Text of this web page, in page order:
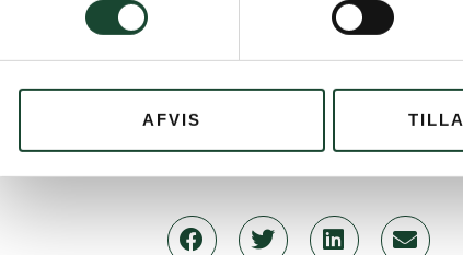
AFVIS
2 in B-row, Alice Molin no. 3 in B-row, Nina Busekist
Robin and far right Birgitte Willumsen, winner of